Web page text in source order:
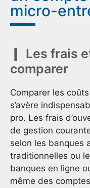
micro-
Les frais
comparer
Comparer les
s’avère
pro. Les frais
de gestion
selon les banques
traditionnelles ou
banques en ligne
même des